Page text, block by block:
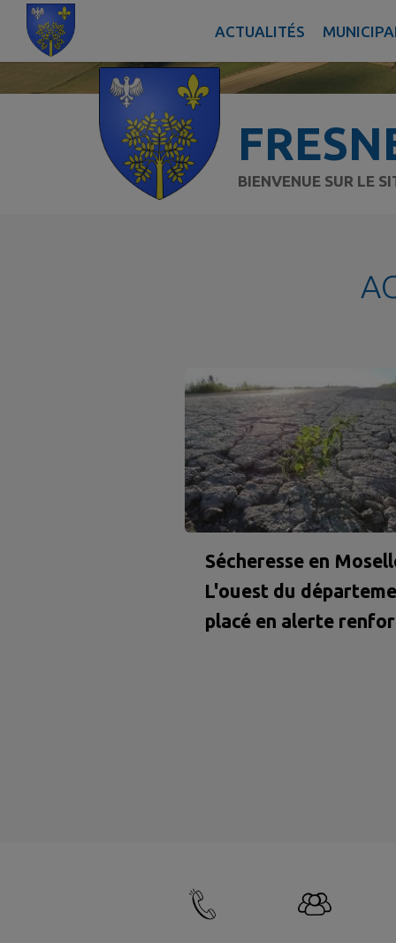
Contenu Recherche Pied de page
ACTUALITÉS
BIENVENUE SUR LE
Sécheresse en
L'ouest du
placé en alerte